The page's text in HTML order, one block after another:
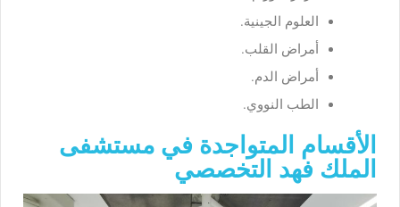
العلوم الجينية.
أمراض القلب.
أمراض الدم.
الطب النووي.
الأقسام المتواجدة في مستشفى
الملك فهد التخصصي